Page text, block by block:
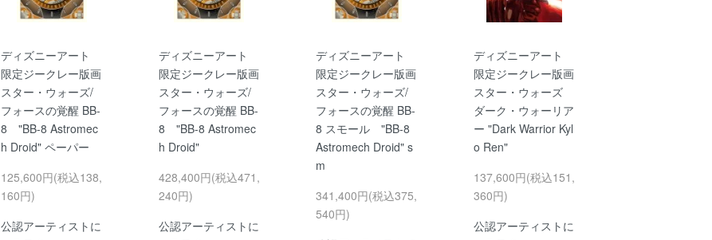
ディズニーアート
限定ジークレー版画
スター・ウォーズ/
フォースの覚醒 BB-
8 "BB-8 Astromec
h Droid" ペーパー
125,600円(税込138,
160円)
公認アーティストに
ディズニーアート
限定ジークレー版画
スター・ウォーズ/
フォースの覚醒 BB-
8 "BB-8 Astromec
h Droid"
428,400円(税込471,
240円)
公認アーティストに
ディズニーアート
限定ジークレー版画
スター・ウォーズ/
フォースの覚醒 BB-
8 スモール "BB-8
Astromech Droid" s
m
341,400円(税込375,
540円)
ディズニーアート
限定ジークレー版画
スター・ウォーズ
ダーク・ウォーリア
ー "Dark Warrior Kyl
o Ren"
137,600円(税込151,
360円)
公認アーティストに